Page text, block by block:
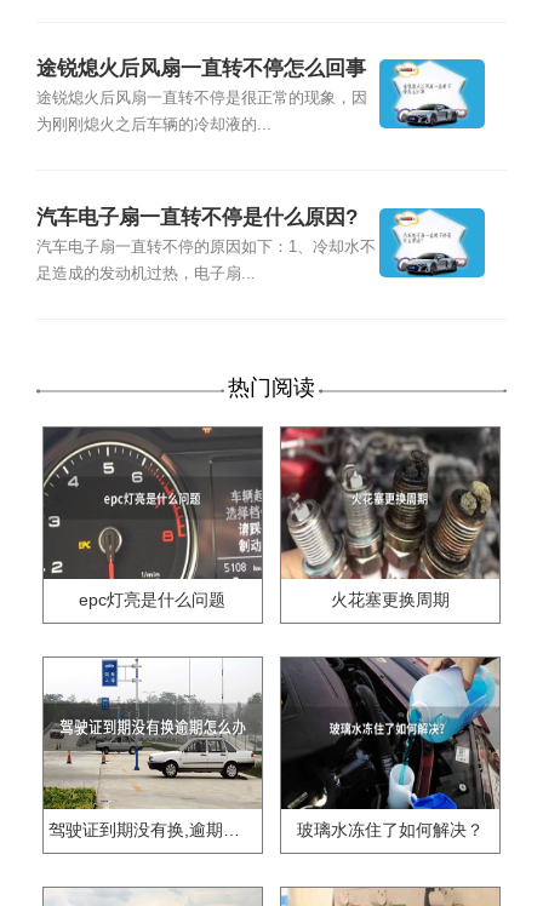
途锐熄火后风扇一直转不停怎么回事
途锐熄火后风扇一直转不停是很正常的现象，因
为刚刚熄火之后车辆的冷却液的...
汽车电子扇一直转不停是什么原因?
汽车电子扇一直转不停的原因如下：1、冷却水不
足造成的发动机过热，电子扇...
热门阅读
epc灯亮是什么问题 火花塞更换周期
驾驶证到期没有换,逾期怎么办?? 玻璃水冻住了如何解决？